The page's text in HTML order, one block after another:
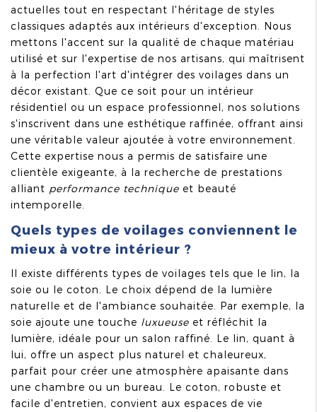
actuelles tout en respectant l'héritage de styles
classiques adaptés aux intérieurs d'exception. Nous
mettons l'accent sur la qualité de chaque matériau
utilisé et sur l'expertise de nos artisans, qui maîtrisent
à la perfection l'art d'intégrer des voilages dans un
décor existant. Que ce soit pour un intérieur
résidentiel ou un espace professionnel, nos solutions
s'inscrivent dans une esthétique raffinée, offrant ainsi
une véritable valeur ajoutée à votre environnement.
Cette expertise nous a permis de satisfaire une
clientèle exigeante, à la recherche de prestations
alliant performance technique et beauté
intemporelle.
Quels types de voilages conviennent le
mieux à votre intérieur ?
Il existe différents types de voilages tels que le lin, la
soie ou le coton. Le choix dépend de la lumière
naturelle et de l'ambiance souhaitée. Par exemple, la
soie ajoute une touche luxueuse et réfléchit la
lumière, idéale pour un salon raffiné. Le lin, quant à
lui, offre un aspect plus naturel et chaleureux,
parfait pour créer une atmosphère apaisante dans
une chambre ou un bureau. Le coton, robuste et
facile d'entretien, convient aux espaces de vie